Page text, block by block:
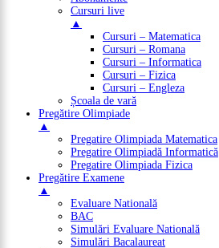
Cursuri live
▲
Cursuri – Matematica
Cursuri – Romana
Cursuri – Informatica
Cursuri – Fizica
Cursuri – Engleza
Școala de vară
Pregătire Olimpiade
▲
Pregatire Olimpiada Matematica
Pregatire Olimpiadă Informatică
Pregatire Olimpiada Fizica
Pregătire Examene
▲
Evaluare Natională
BAC
Simulări Evaluare Natională
Simulări Bacalaureat